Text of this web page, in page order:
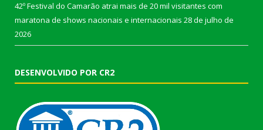
42º Festival do Camarão atrai mais de 20 mil visitantes com
maratona de shows nacionais e internacionais 28 de julho de
2026
DESENVOLVIDO POR CR2